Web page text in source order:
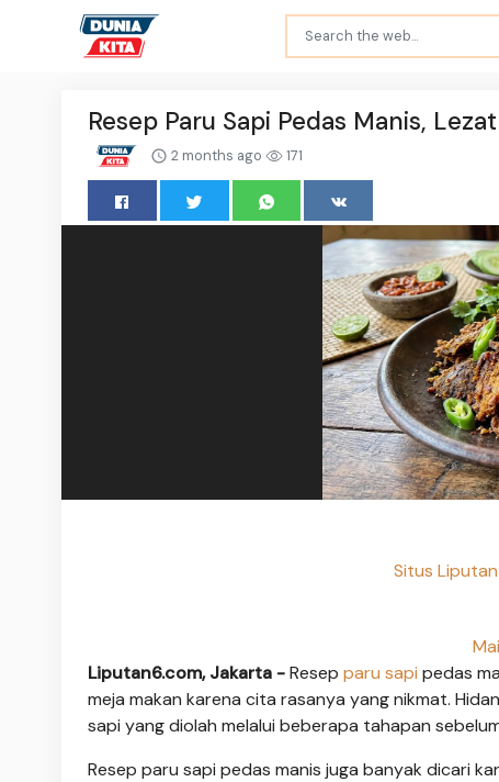
Resep Paru Sapi Pedas Manis,
2 months ago 171
Situs
Liputan6.com, Jakarta -Resep paru sapi pedas
meja makan karena cita rasanya yang nikmat.
sapi yang diolah melalui beberapa tahapan
Resep paru sapi pedas manis juga banyak dicari